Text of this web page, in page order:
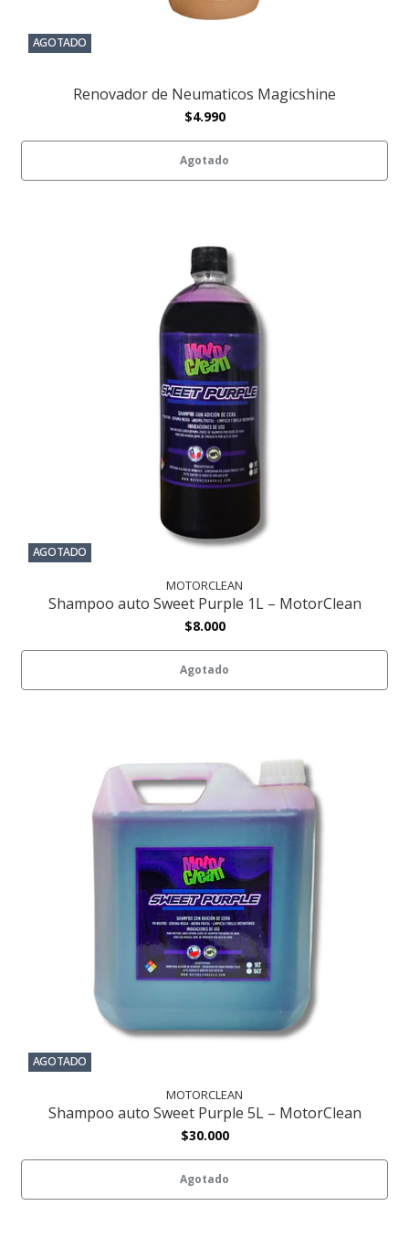
AGOTADO
Renovador de Neumaticos Magicshine
$4.990
Agotado
AGOTADO
MOTORCLEAN
Shampoo auto Sweet Purple 1L – MotorClean
$8.000
Agotado
AGOTADO
MOTORCLEAN
Shampoo auto Sweet Purple 5L – MotorClean
$30.000
Agotado